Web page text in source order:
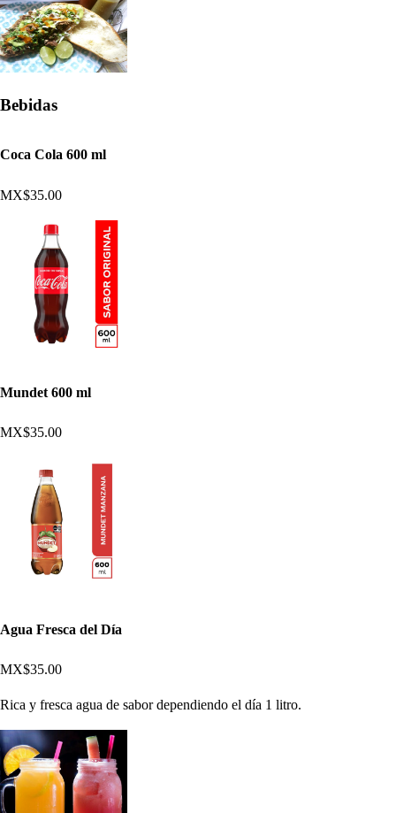
Bebidas
Coca Cola 600 ml
MX$35.00
Mundet 600 ml
MX$35.00
Agua Fresca del Día
MX$35.00
Rica y fresca agua de sabor dependiendo el día 1 litro.